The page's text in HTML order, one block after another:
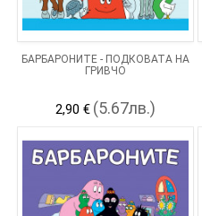
БАРБАРОНИТЕ - ПОДКОВАТА НА
ГРИВЧО
2,90 € (5.67лв.)